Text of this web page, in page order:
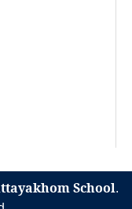
School.